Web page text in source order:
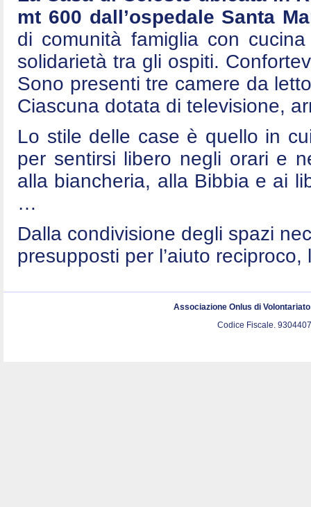
mt 600 dall’ospedale Santa
di comunità famiglia con
solidarietà tra gli ospiti.
Sono presenti tre camere da
Ciascuna dotata di televisione,
Lo stile delle case è quello in
per sentirsi libero negli orari e
alla biancheria, alla Bibbia e ai
…
Dalla condivisione degli spazi
presupposti per l’aiuto
Associazione Onlus di
Codice Fiscale.